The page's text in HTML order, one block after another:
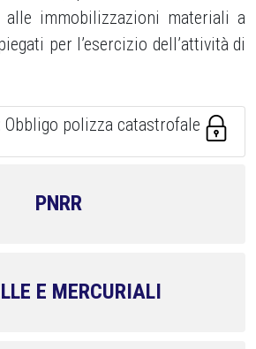
immobilizzazioni materiali a
per l’esercizio dell’attività di
polizza catastrofale
PNRR
E MERCURIALI